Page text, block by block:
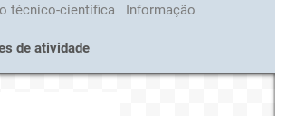
técnico-científica
Informação
de atividade